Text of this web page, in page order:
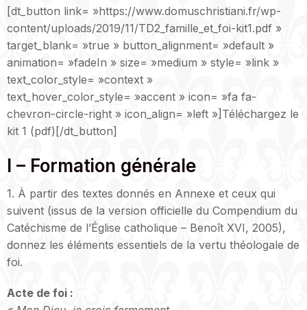
[dt_button link= »https://www.domuschristiani.fr/wp-
content/uploads/2019/11/TD2_famille_et_foi-kit1.pdf »
target_blank= »true » button_alignment= »default »
animation= »fadeIn » size= »medium » style= »link »
text_color_style= »context »
text_hover_color_style= »accent » icon= »fa fa-
chevron-circle-right » icon_align= »left »]Téléchargez le
kit 1 (pdf)[/dt_button]
I – Formation générale
1. À partir des textes donnés en Annexe et ceux qui
suivent (issus de la version officielle du Compendium du
Catéchisme de l’Église catholique – Benoît XVI, 2005),
donnez les éléments essentiels de la vertu théologale de
foi.
Acte de foi :